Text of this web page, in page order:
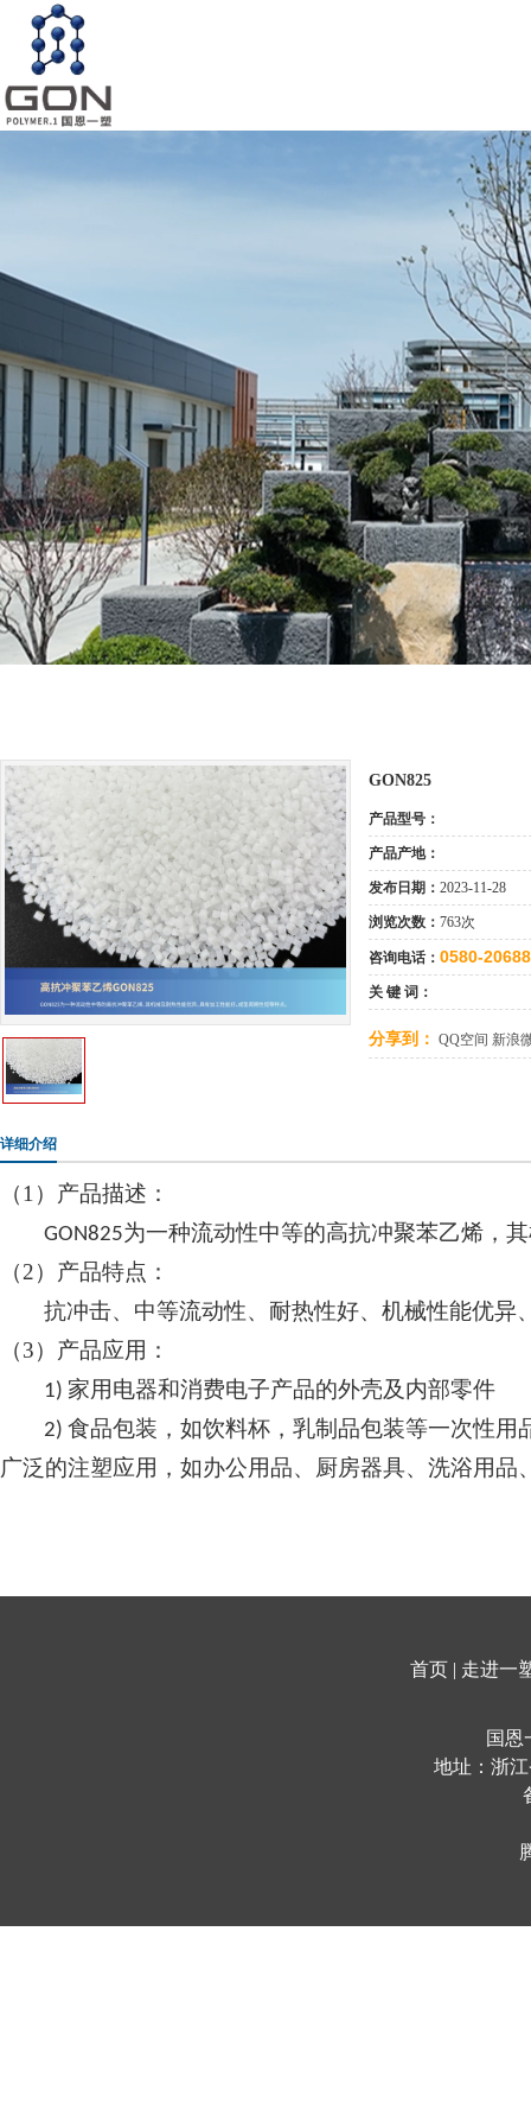
GON825
产品型号：
产品产地：
发布日期： 2023-11-28
浏览次数： 763次
咨询电话： 0580-
关 键 词：
分享到： QQ空间 新浪
详细介绍
（1） 产品描述：
GON825为一种流动性中等的高抗冲聚苯乙烯，
（2） 产品特点：
抗冲击、中等流动性、耐热性好、机械性能优异
（3） 产品应用：
1) 家用电器和消费电子产品的外壳及内部零件
2) 食品包装，如饮料杯，乳制品包装等一次性用
广泛的注塑应用，如办公用品、厨房器具、洗浴用品
首页 | 走进一
国恩
地址：浙